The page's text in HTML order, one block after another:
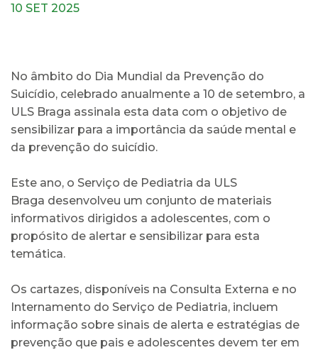
10 SET 2025
No âmbito do Dia Mundial da Prevenção do
Suicídio, celebrado anualmente a 10 de setembro, a
ULS Braga assinala esta data com o objetivo de
sensibilizar para a importância da saúde mental e
da prevenção do suicídio.
Este ano, o Serviço de Pediatria da ULS
Braga desenvolveu um conjunto de materiais
informativos dirigidos a adolescentes, com o
propósito de alertar e sensibilizar para esta
temática.
Os cartazes, disponíveis na Consulta Externa e no
Internamento do Serviço de Pediatria, incluem
informação sobre sinais de alerta e estratégias de
prevenção que pais e adolescentes devem ter em